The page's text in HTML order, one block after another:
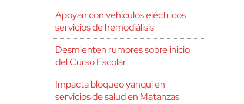
Apoyan con vehículos eléctricos
servicios de hemodiálisis
Desmienten rumores sobre inicio
del Curso Escolar
Impacta bloqueo yanqui en
servicios de salud en Matanzas